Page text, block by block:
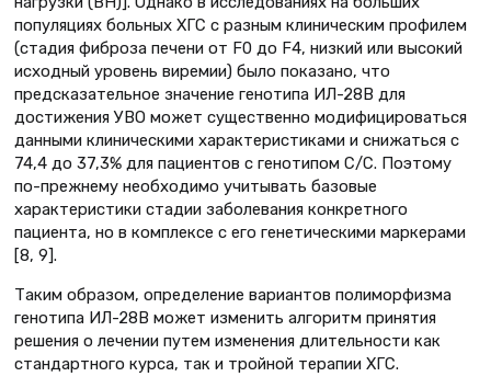
популяциях больных ХГС с разным клиническим профилем
(стадия фиброза печени от F0 до F4, низкий или высокий
исходный уровень виремии) было показано, что
предсказательное значение генотипа ИЛ-28В для
достижения УВО может существенно модифицироваться
данными клиническими характеристиками и снижаться с
74,4 до 37,3% для пациентов с генотипом С/С. Поэтому
по-прежнему необходимо учитывать базовые
характеристики стадии заболевания конкретного
пациента, но в комплексе с его генетическими маркерами
[8, 9].
Таким образом, определение вариантов полиморфизма
генотипа ИЛ-28В может изменить алгоритм принятия
решения о лечении путем изменения длительности как
стандартного курса, так и тройной терапии ХГС.